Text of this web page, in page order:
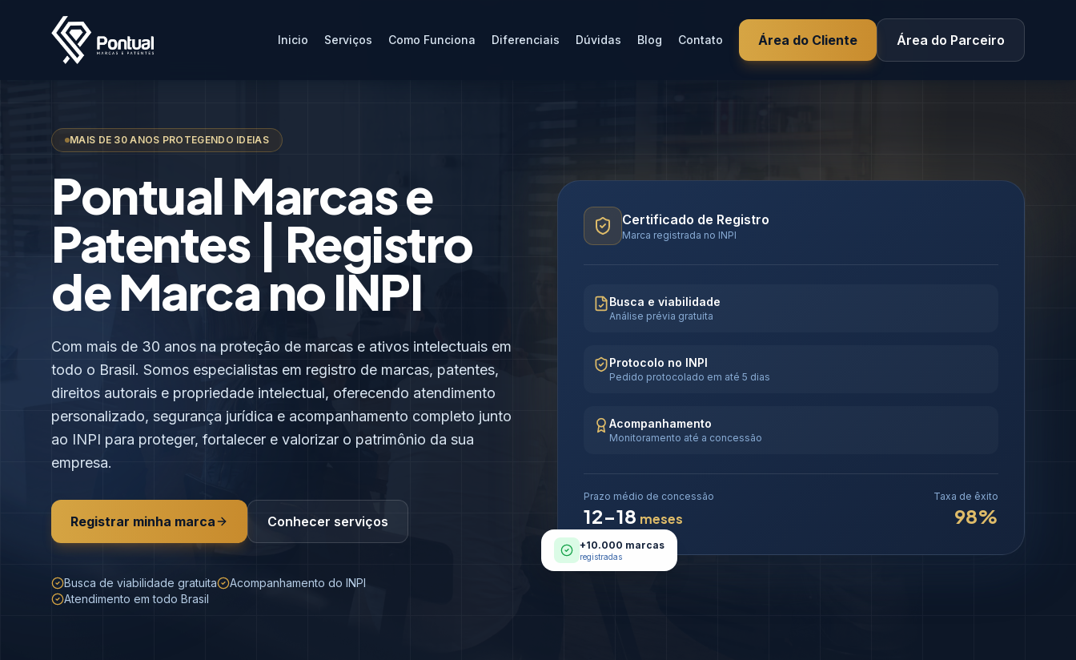
Inicio Serviços Como Funciona Diferenciais Dúvidas Blog Contato Área do Cliente Área do Parceiro
MAIS DE 30 ANOS PROTEGENDO IDEIAS
Pontual Marcas e
Patentes | Registro
de Marca no INPI
Com mais de 30 anos na proteção de marcas e ativos intelectuais em
todo o Brasil. Somos especialistas em registro de marcas, patentes,
direitos autorais e propriedade intelectual, oferecendo atendimento
personalizado, segurança jurídica e acompanhamento completo junto
ao INPI para proteger, fortalecer e valorizar o patrimônio da sua
empresa.
Registrar minha marca Conhecer serviços
Busca de viabilidade gratuita
Acompanhamento do INPI
Atendimento em todo Brasil
Certificado de Registro
Marca registrada no INPI
Busca e viabilidade
Análise prévia gratuita
Protocolo no INPI
Pedido protocolado em até 5 dias
Acompanhamento
Monitoramento até a concessão
Prazo médio de concessão
12-18 meses
Taxa de êxito
98%
+10.000 marcas
registradas